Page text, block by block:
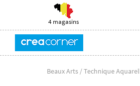
4 magasins
Beaux Arts / Technique